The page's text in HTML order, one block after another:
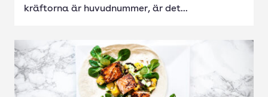
kräftorna är huvudnummer, är det...